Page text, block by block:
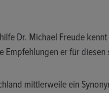
Dr. Michael Freude
er für diesen
mittlerweile ein